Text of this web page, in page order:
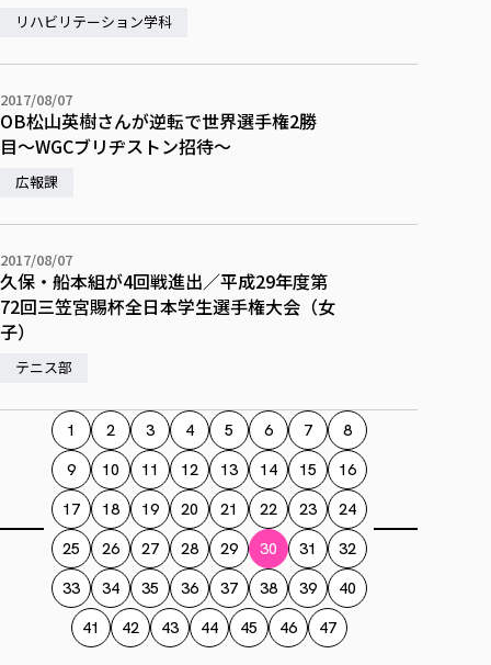
リハビリテーション学科
2017/08/07
OB松山英樹さんが逆転で世界選手権2勝
目〜WGCブリヂストン招待〜
広報課
2017/08/07
久保・船本組が4回戦進出／平成29年度第
72回三笠宮賜杯全日本学生選手権大会（女
子）
テニス部
1 2 3 4 5 6 7
8
9
10 11 12 13 14 15
16
17
18 19 20 21 22 23
24
25
26 27 28 29 30 31
32
33
34 35 36 37 38 39
40
41
42 43 44 45 46 47